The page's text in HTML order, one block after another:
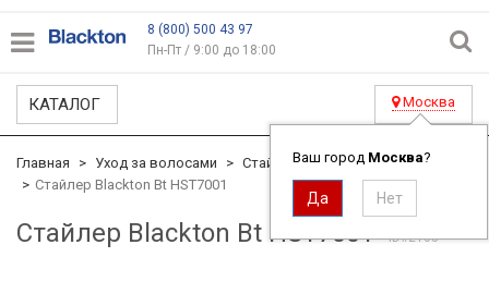
8 (800) 500 43 97
Пн-Пт / 9:00 до 18:00
КАТАЛОГ Москва
Ваш город Москва?
Главная Уход за волосами
Стайлеры
Стайлер Blackton Bt HST7001
Стайлер Blackton Bt HST7001 ID#2105